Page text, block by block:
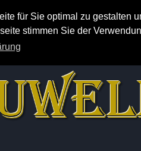
für Sie optimal zu gestalten
stimmen Sie der